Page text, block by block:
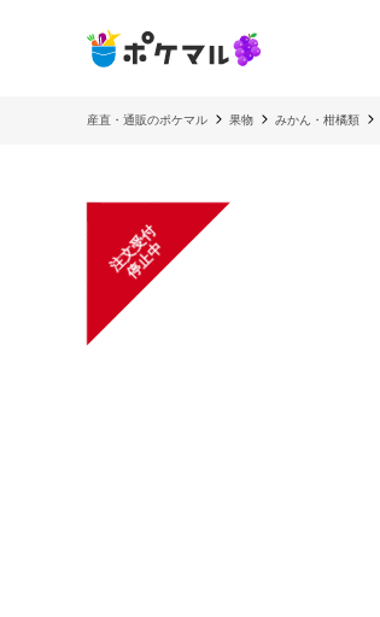
産直・通販のポケマル 果物 みかん・柑橘類
注
文
受
付
停
止
中